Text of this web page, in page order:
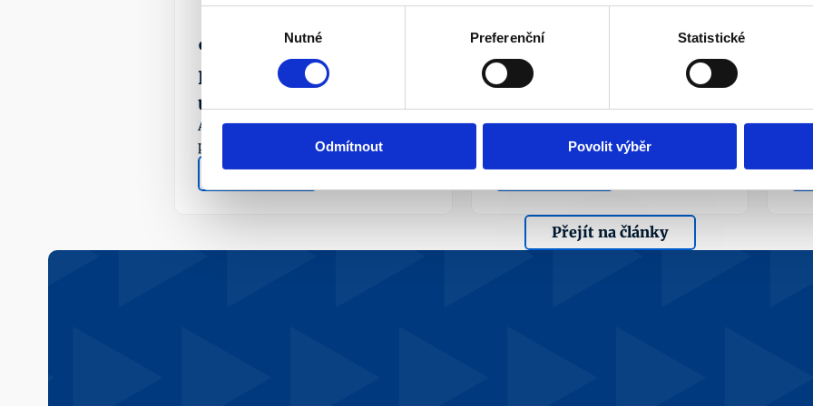
Nutné Preferenční Statistické
Odmítnout Povolit výběr
¶
Lidé mají v penzijku
už 700 mld. Kč
APS ČR zveřejnila výsledky
penzijka za 2Q 2026.
Více info
¶
Předdůchod a daňový
přeplatek
Při odchodu do předdůchodu pozor
na daňový přeplatek.
Více info
¶
a
Přejít na články